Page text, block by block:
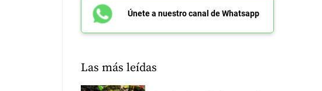
Únete a nuestro canal de Whatsapp
Las más leídas